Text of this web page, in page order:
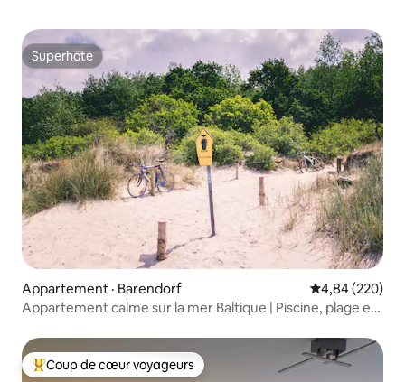
Superhôte
Superhôte
Appartement · Barendorf Note
4,84 (220)
Appartement calme sur la mer Baltique | Piscine, plage et
Coup de cœur voyageurs parmi les plus aimés
Coup de cœur voyageurs